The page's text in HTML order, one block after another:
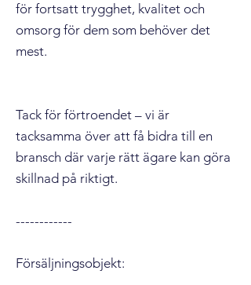
för fortsatt trygghet, kvalitet och
omsorg för dem som behöver det
mest.
Tack för förtroendet – vi är
tacksamma över att få bidra till en
bransch där varje rätt ägare kan göra
skillnad på riktigt.
------------
Försäljningsobjekt: